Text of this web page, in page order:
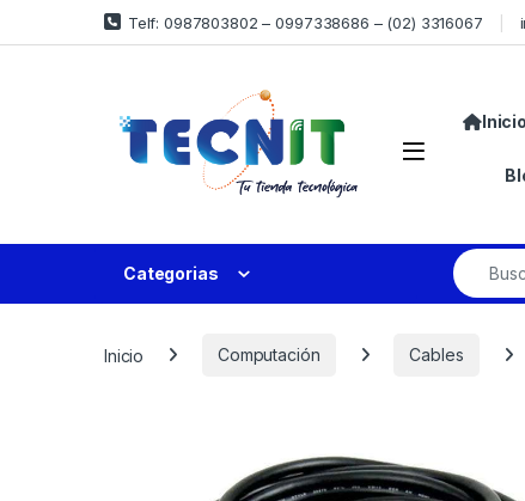
Telf: 0987803802 – 0997338686 – (02) 3316067
Inicio
Categorias
Inicio Computación Cables